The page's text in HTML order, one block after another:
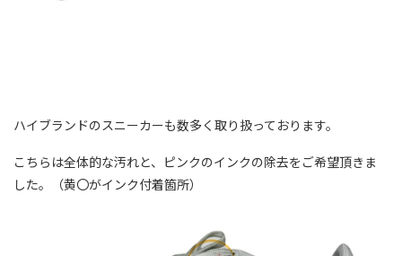
ハイブランドのスニーカーも数多く取り扱っております。
こちらは全体的な汚れと、ピンクのインクの除去をご希望頂きま
した。（黄〇がインク付着箇所）